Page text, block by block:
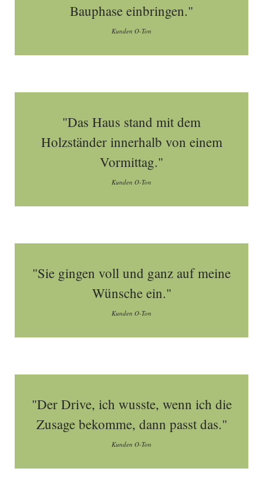
Bauphase einbringen."
Kunden O-Ton
"Das Haus stand mit dem
Holzständer innerhalb von einem
Vormittag."
Kunden O-Ton
"Sie gingen voll und ganz auf meine
Wünsche ein."
Kunden O-Ton
"Der Drive, ich wusste, wenn ich die
Zusage bekomme, dann passt das."
Kunden O-Ton